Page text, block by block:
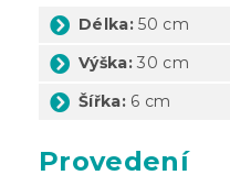
Délka: 50 cm
Výška: 30 cm
Šířka: 6 cm
Provedení